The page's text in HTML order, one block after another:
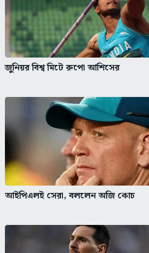
জুনিয়র বিশ্ব মিটে রুপো আশিসের
আইপিএলই সেরা, বললেন অজি কোচ